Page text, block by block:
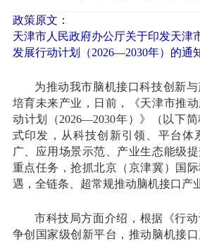
政策原文：
天津市人民政府办公厅关于印发天津
发展行动计划（2026—2030年）的通
为推动我市脑机接口科技创新
培育未来产业，日前，《天津市推
动计划（2026—2030年）》（以下
式印发，从科技创新引领、平台体
广、应用场景示范、产业生态能级
重点任务，抢抓北京（京津冀）国
遇，全链条、超常规推动脑机接口产
市科技局方面介绍，根据《行动
争创国家级创新平台，推动脑机接口